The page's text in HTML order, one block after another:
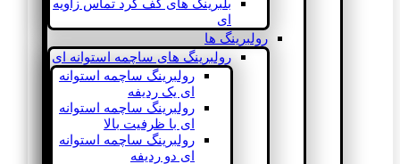
بلبرینگ های کف گرد تماس زاویه
ای
رولبرینگ ها
رولبرینگ های ساچمه استوانه ای
رولبرینگ ساچمه استوانه
ای یک ردیفه
رولبرینگ ساچمه استوانه
ای با ظرفیت بالا
رولبرینگ ساچمه استوانه
ای دو ردیفه